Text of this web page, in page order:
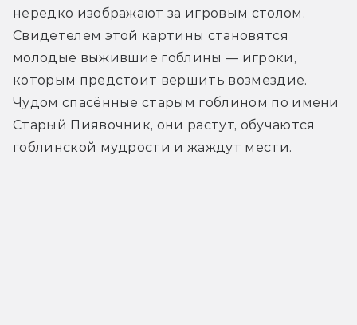
нередко изображают за игровым столом.
Свидетелем этой картины становятся
молодые выжившие гоблины — игроки,
которым предстоит вершить возмездие.
Чудом спасённые старым гоблином по имени
Старый Пиявочник, они растут, обучаются
гоблинской мудрости и жаждут мести.